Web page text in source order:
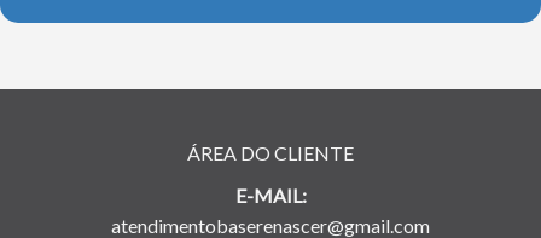
ÁREA DO CLIENTE
E-MAIL:
atendimentobaserenascer@gmail.com